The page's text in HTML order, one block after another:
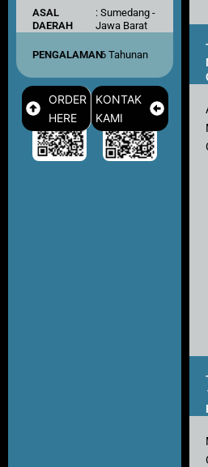
ASAL
DAERAH
: Sumedang -
Jawa Barat
PENGALAMAN: 6 Tahunan
ORDER
HERE
KONTAK
KAMI